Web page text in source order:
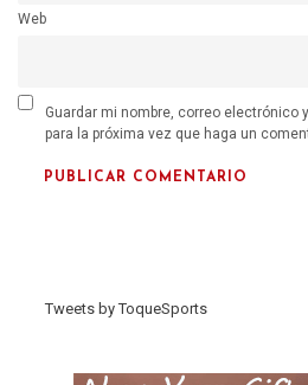
Web
Guardar mi nombre, correo electrónico
para la próxima vez que haga un
Tweets by ToqueSports